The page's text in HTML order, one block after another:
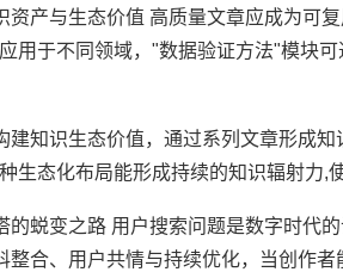
资产与生态价值 高质量文章应成为可
用于不同领域，"数据验证方法"模块
建知识生态价值，通过系列文章形成
生态化布局能形成持续的知识辐射力,
的蜕变之路 用户搜索问题是数字时代
整合、用户共情与持续优化，当创作